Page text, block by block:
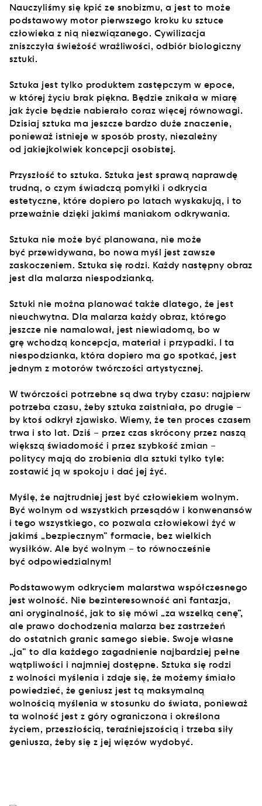
Nauczyliśmy się kpić ze snobizmu, a jest to może
podstawowy motor pierwszego kroku ku sztuce
człowieka z nią niezwiązanego. Cywilizacja
zniszczyła świeżość wrażliwości, odbiór biologiczny
sztuki.
Sztuka jest tylko produktem zastępczym w epoce,
w której życiu brak piękna. Będzie znikała w miarę
jak życie będzie nabierało coraz więcej równowagi.
Dzisiaj sztuka ma jeszcze bardzo duże znaczenie,
ponieważ istnieje w sposób prosty, niezależny
od jakiejkolwiek koncepcji osobistej.
Przyszłość to sztuka. Sztuka jest sprawą naprawdę
trudną, o czym świadczą pomyłki i odkrycia
estetyczne, które dopiero po latach wyskakują, i to
przeważnie dzięki jakimś maniakom odkrywania.
Sztuka nie może być planowana, nie może
być przewidywana, bo nowa myśl jest zawsze
zaskoczeniem. Sztuka się rodzi. Każdy następny obraz
jest dla malarza niespodzianką.
Sztuki nie można planować także dlatego, że jest
nieuchwytna. Dla malarza każdy obraz, którego
jeszcze nie namalował, jest niewiadomą, bo w
grę wchodzą koncepcja, materiał i przypadki. I ta
niespodzianka, która dopiero ma go spotkać, jest
jednym z motorów twórczości artystycznej.
W twórczości potrzebne są dwa tryby czasu: najpierw
potrzeba czasu, żeby sztuka zaistniała, po drugie –
by ktoś odkrył zjawisko. Wiemy, że ten proces czasem
trwa i sto lat. Dziś – przez czas skrócony przez naszą
większą świadomość i przez szybkość zmian –
politycy mają do zrobienia dla sztuki tylko tyle:
zostawić ją w spokoju i dać jej żyć.
Myślę, że najtrudniej jest być człowiekiem wolnym.
Być wolnym od wszystkich przesądów i konwenansów
i tego wszystkiego, co pozwala człowiekowi żyć w
jakimś „bezpiecznym” formacie, bez wielkich
wysiłków. Ale być wolnym – to równocześnie
być odpowiedzialnym!
Podstawowym odkryciem malarstwa współczesnego
jest wolność. Nie bezinteresowność ani fantazja,
ani oryginalność, jak to się mówi „za wszelką cenę”,
ale prawo dochodzenia malarza bez zastrzeżeń
do ostatnich granic samego siebie. Swoje własne
„ja” to dla każdego zagadnienie najbardziej pełne
wątpliwości i najmniej dostępne. Sztuka się rodzi
z wolności myślenia i zdaje się, że możemy śmiało
powiedzieć, że geniusz jest tą maksymalną
wolnością myślenia w stosunku do świata, ponieważ
ta wolność jest z góry ograniczona i określona
życiem, przeszłością, teraźniejszością i trzeba siły
geniusza, żeby się z jej więzów wydobyć.